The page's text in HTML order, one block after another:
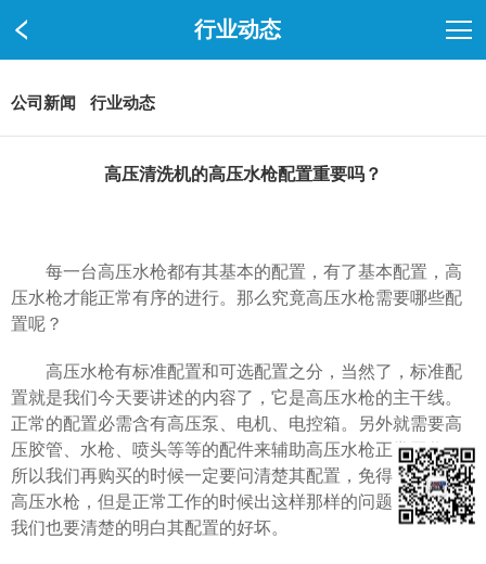
行业动态
公司新闻 行业动态
高压清洗机的高压水枪配置重要吗？
每一台高压水枪都有其基本的配置，有了基本配置，高
压水枪才能正常有序的进行。那么究竟高压水枪需要哪些配
置呢？
高压水枪有标准配置和可选配置之分，当然了，标准配
置就是我们今天要讲述的内容了，它是高压水枪的主干线。
正常的配置必需含有高压泵、电机、电控箱。另外就需要高
压胶管、水枪、喷头等等的配件来辅助高压水枪正常工作。
所以我们再购买的时候一定要问清楚其配置，免得看似一台
高压水枪，但是正常工作的时候出这样那样的问题。因此，
我们也要清楚的明白其配置的好坏。